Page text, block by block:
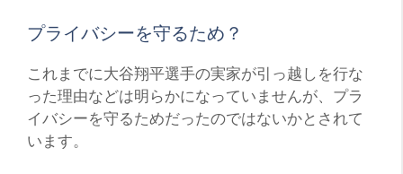
プライバシーを守るため？
これまでに大谷翔平選手の実家が引っ越しを行な
った理由などは明らかになっていませんが、プラ
イバシーを守るためだったのではないかとされて
います。